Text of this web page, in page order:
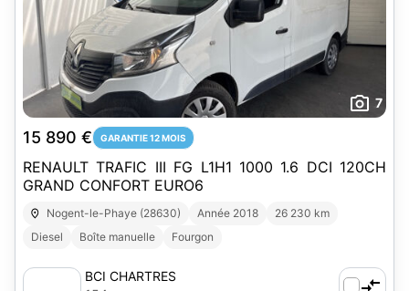
7
15 890 € GARANTIE 12 MOIS
RENAULT TRAFIC III FG L1H1 1000 1.6 DCI 120CH
GRAND CONFORT EURO6
Nogent-le-Phaye (28630) Année 2018
26 230 km
Diesel
Boîte manuelle Fourgon
BCI CHARTRES